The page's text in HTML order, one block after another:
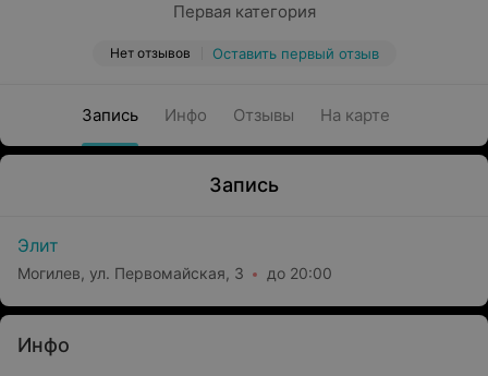
Первая категория
Нет отзывов Оставить первый отзыв
Запись Инфо Отзывы На карте
Запись
Элит
Могилев, ул. Первомайская, 3 до 20:00
Инфо